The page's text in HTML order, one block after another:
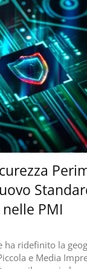
PMI
ha ridefinito la
e Media